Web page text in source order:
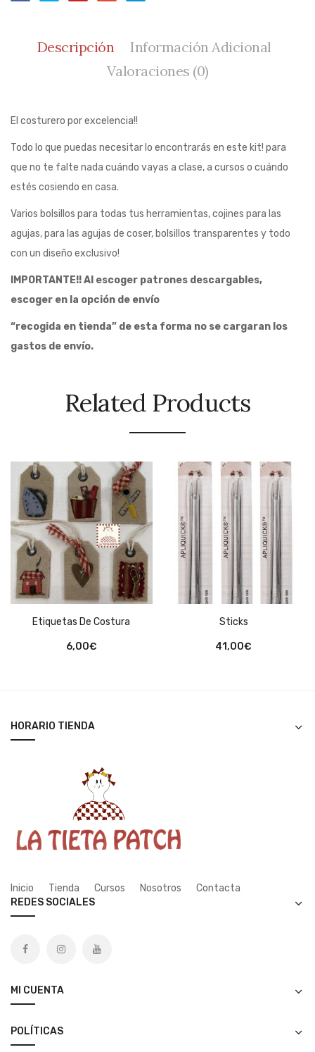
Descripción
Información Adicional
Valoraciones (0)
El costurero por excelencia!!
Todo lo que puedas necesitar lo encontrarás en este kit! para
que no te falte nada cuándo vayas a clase, a cursos o cuándo
estés cosiendo en casa.
Varios bolsillos para todas tus herramientas, cojines para las
agujas, para las agujas de coser, bolsillos transparentes y todo
con un diseño exclusivo!
IMPORTANTE!! Al escoger patrones descargables,
escoger en la opción de envío
“recogida en tienda” de esta forma no se cargaran los
gastos de envío.
Related Products
Etiquetas De Costura
6,00€
Sticks
41,00€
HORARIO TIENDA
Inicio Tienda Cursos Nosotros
Contacta
REDES SOCIALES
MI CUENTA
POLÍTICAS